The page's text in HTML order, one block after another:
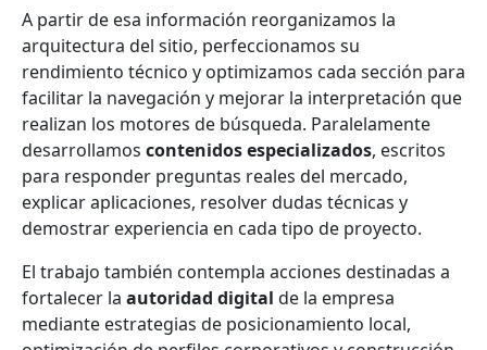
A partir de esa información reorganizamos la
arquitectura del sitio, perfeccionamos su
rendimiento técnico y optimizamos cada sección para
facilitar la navegación y mejorar la interpretación que
realizan los motores de búsqueda. Paralelamente
desarrollamos contenidos especializados, escritos
para responder preguntas reales del mercado,
explicar aplicaciones, resolver dudas técnicas y
demostrar experiencia en cada tipo de proyecto.
El trabajo también contempla acciones destinadas a
fortalecer la autoridad digital de la empresa
mediante estrategias de posicionamiento local,